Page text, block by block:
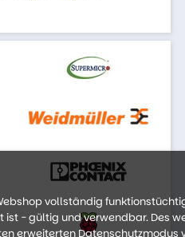
vollständig
ist - gültig und verwendbar. Des
erweiterten Datenschutzmodus